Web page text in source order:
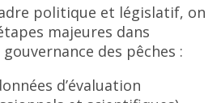
politique et législatif, on
majeures dans
gouvernance des pêches :
d’évaluation